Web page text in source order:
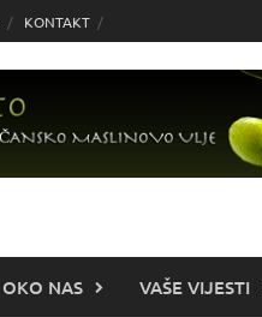
KONTAKT
OKO NAS VAŠE VIJESTI